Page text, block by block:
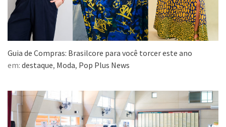
Guia de Compras: Brasilcore para você torcer este ano
em: destaque, Moda, Pop Plus News